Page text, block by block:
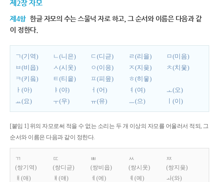
제2장 자모
제4항 한글 자모의 수는 스물넉 자로 하고, 그 순서와 이름은 다음과 같
이 정한다.
ㄱ(기역) ㄴ(니은) ㄷ(디귿) ㄹ(리을)
ㅁ(미음)
ㅂ(비읍)
ㅅ(시옷) ㅇ(이응) ㅈ(지읒)
ㅊ(치읓)
ㅋ(키읔)
ㅌ(티읕) ㅍ(피읖)
ㅎ(히읗)
ㅏ(아)
ㅑ(야) ㅓ(어) ㅕ(여)
ㅗ(오)
ㅛ(요)
ㅜ(우) ㅠ(유) ㅡ(으) ㅣ(이)
[붙임 1] 위의 자모로써 적을 수 없는 소리는 두 개 이상의 자모를 어울러서 적되, 그
순서와 이름은 다음과 같이 정한다.
ㄲ
(쌍기역)
ㄸ
(쌍디귿)
ㅃ
(쌍비읍)
ㅆ
(쌍시옷)
ㅉ
(쌍지읒)
ㅐ(애)
ㅒ(얘) ㅔ(에) ㅖ(예)
ㅘ(와)